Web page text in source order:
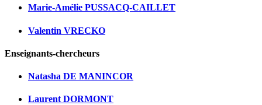
Marie-Amélie PUSSACQ-CAILLET
Valentin VRECKO
Enseignants-chercheurs
Natasha DE MANINCOR
Laurent DORMONT